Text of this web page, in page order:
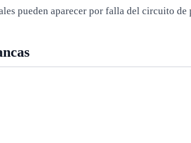
pueden aparecer por falla del circuito